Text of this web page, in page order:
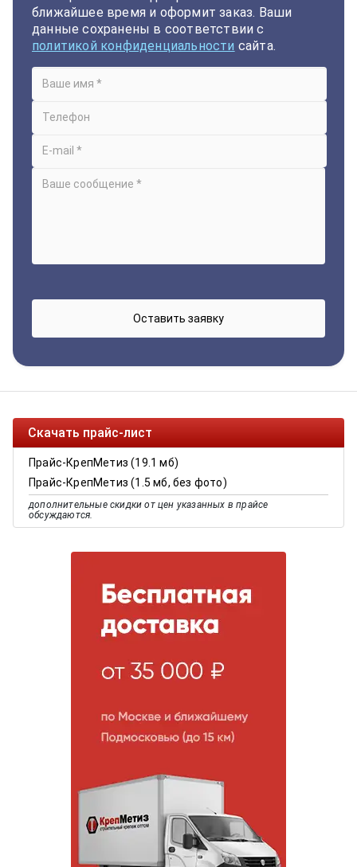
ближайшее время и оформит заказ. Ваши
данные сохранены в соответствии с
политикой конфиденциальности сайта.
Скачать прайс-лист
Прайс-КрепМетиз (19.1 мб)
Прайс-КрепМетиз (1.5 мб, без фото)
дополнительные скидки от цен указанных в прайсе
обсуждаются.